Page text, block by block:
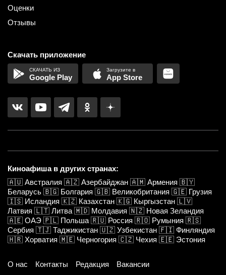
Оценки
Отзывы
Скачать приложение
Google Play App Store
Киноафиша в других странах:
🇦🇺 Австралия 🇦🇿 Азербайджан 🇦🇲 Армения 🇧🇾
Беларусь 🇧🇬 Болгария 🇬🇧 Великобритания 🇬🇪 Грузия
🇮🇸 Исландия 🇰🇿 Казахстан 🇰🇬 Кыргызстан 🇱🇻
Латвия 🇱🇹 Литва 🇲🇩 Молдавия 🇳🇿 Новая Зеландия
🇦🇪 ОАЭ 🇵🇱 Польша 🇷🇺 Россия 🇷🇴 Румыния 🇷🇸
Сербия 🇹🇯 Таджикистан 🇺🇿 Узбекистан 🇫🇮 Финляндия
🇭🇷 Хорватия 🇲🇪 Черногория 🇨🇿 Чехия 🇪🇪 Эстония
О нас Контакты Редакция
Вакансии